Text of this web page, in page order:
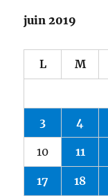
juin 2019
L M
3 4
10 11
17 18